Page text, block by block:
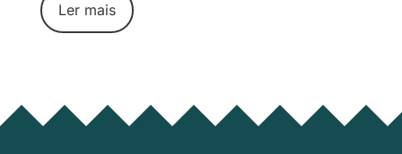
Ler mais